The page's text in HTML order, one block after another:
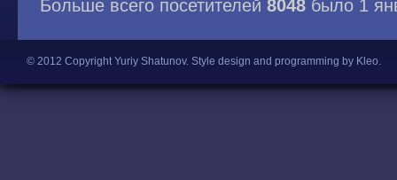
Больше всего посетителей 8048 было 1
© 2012 Copyright Yuriy Shatunov. Style design and programming by Kleo.